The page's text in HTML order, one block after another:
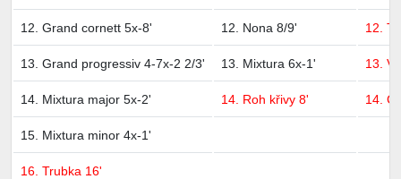
12. Grand cornett 5x-8' 12. Nona 8/9' 12.
13. Grand progressiv 4-7x-2 2/3' 13. Mixtura 6x-1' 13.
14. Mixtura major 5x-2' 14. Roh křivy 8' 14.
15. Mixtura minor 4x-1'
16. Trubka 16'